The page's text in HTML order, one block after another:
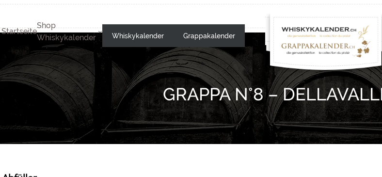
Startseite
Shop
Whiskykalender
Whiskykalender Grappakalender
GRAPPA N°8 –